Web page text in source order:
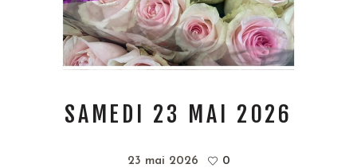
SAMEDI 23 MAI 2026
23 mai 2026 0